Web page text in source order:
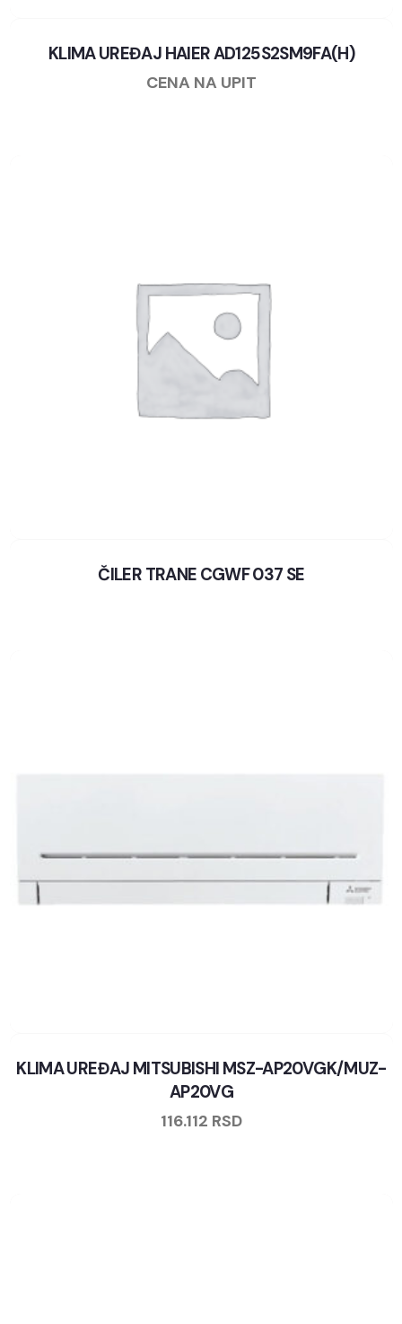
KLIMA UREĐAJ HAIER AD125S2SM9FA(H)
CENA NA UPIT
ČILER TRANE CGWF 037 SE
KLIMA UREĐAJ MITSUBISHI MSZ-AP20VGK/MUZ-
AP20VG
116.112 RSD